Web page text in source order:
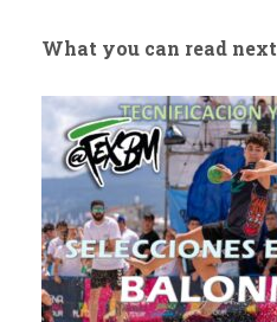
What you can read next